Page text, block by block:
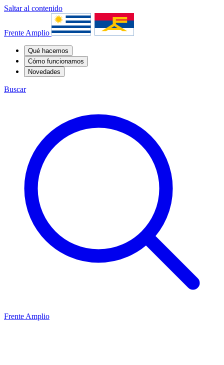
Saltar al contenido
Frente Amplio
Qué hacemos
Cómo funcionamos
Novedades
Buscar
Frente Amplio